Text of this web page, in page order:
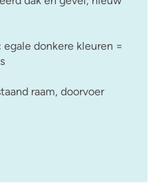
egale donkere kleuren =
raam, doorvoer